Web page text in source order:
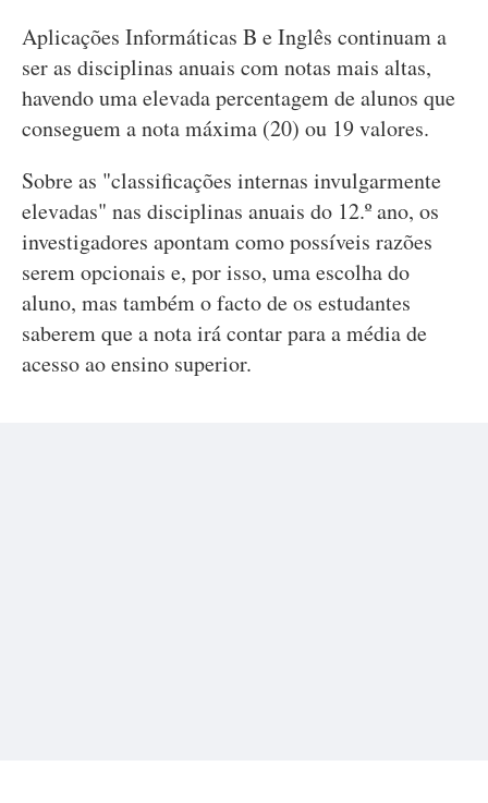
Aplicações Informáticas B e Inglês continuam a
ser as disciplinas anuais com notas mais altas,
havendo uma elevada percentagem de alunos que
conseguem a nota máxima (20) ou 19 valores.
Sobre as "classificações internas invulgarmente
elevadas" nas disciplinas anuais do 12.º ano, os
investigadores apontam como possíveis razões
serem opcionais e, por isso, uma escolha do
aluno, mas também o facto de os estudantes
saberem que a nota irá contar para a média de
acesso ao ensino superior.